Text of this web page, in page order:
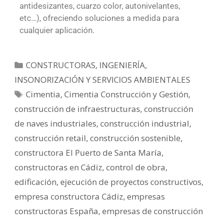
antidesizantes, cuarzo color, autonivelantes,
etc…), ofreciendo soluciones a medida para
cualquier aplicación.
CONSTRUCTORAS, INGENIERÍA,
INSONORIZACIÓN Y SERVICIOS AMBIENTALES
Cimentia,Cimentia Construcción y Gestión,
construcción de infraestructuras, construcción
de naves industriales, construcción industrial,
construcción retail, construcción sostenible,
constructora El Puerto de Santa María,
constructoras en Cádiz, control de obra,
edificación, ejecución de proyectos constructivos,
empresa constructora Cádiz, empresas
constructoras España, empresas de construcción